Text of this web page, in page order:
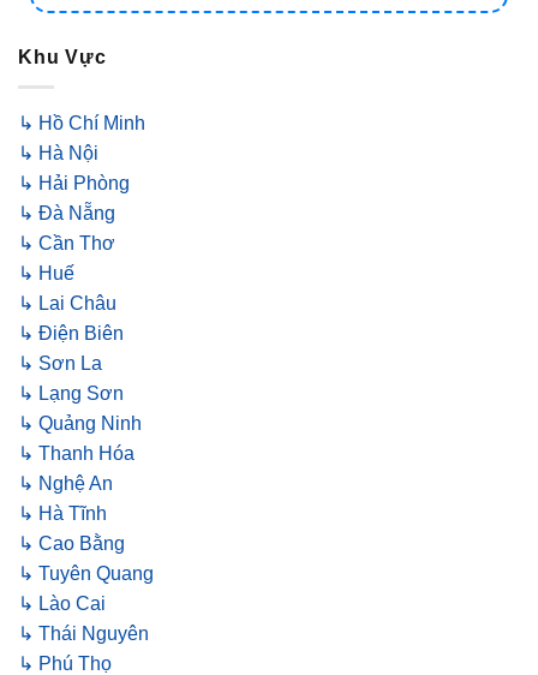
Khu Vực
↳ Hồ Chí Minh
↳ Hà Nội
↳ Hải Phòng
↳ Đà Nẵng
↳ Cần Thơ
↳ Huế
↳ Lai Châu
↳ Điện Biên
↳ Sơn La
↳ Lạng Sơn
↳ Quảng Ninh
↳ Thanh Hóa
↳ Nghệ An
↳ Hà Tĩnh
↳ Cao Bằng
↳ Tuyên Quang
↳ Lào Cai
↳ Thái Nguyên
↳ Phú Thọ